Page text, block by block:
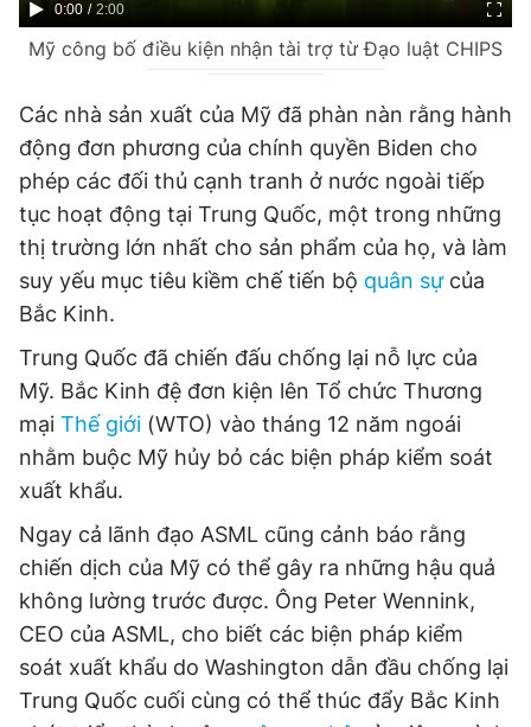
C
u
r
e
n
T
e
0:00 / D
u
a
t
i
o
n
2:00
Mỹ công bố điều kiện nhận tài trợ từ Đạo luật CHIPS
Các nhà sản xuất của Mỹ đã phàn nàn rằng hành
động đơn phương của chính quyền Biden cho
phép các đối thủ cạnh tranh ở nước ngoài tiếp
tục hoạt động tại Trung Quốc, một trong những
thị trường lớn nhất cho sản phẩm của họ, và làm
suy yếu mục tiêu kiềm chế tiến bộ quân sựcủa
Bắc Kinh.
Trung Quốc đã chiến đấu chống lại nỗ lực của
Mỹ. Bắc Kinh đệ đơn kiện lên Tổ chức Thương
mại Thế giới (WTO) vào tháng 12 năm ngoái
nhằm buộc Mỹ hủy bỏ các biện pháp kiểm soát
xuất khẩu.
Ngay cả lãnh đạo ASML cũng cảnh báo rằng
chiến dịch của Mỹ có thể gây ra những hậu quả
không lường trước được. Ông Peter Wennink,
CEO của ASML, cho biết các biện pháp kiểm
soát xuất khẩu do Washington dẫn đầu chống lại
Trung Quốc cuối cùng có thể thúc đẩy Bắc Kinh